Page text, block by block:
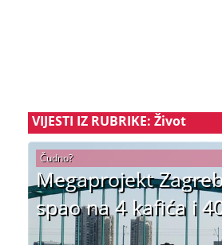
VIJESTI IZ RUBRIKE: Život
Megaprojekt
spao na 4 kafića i
Čudno?